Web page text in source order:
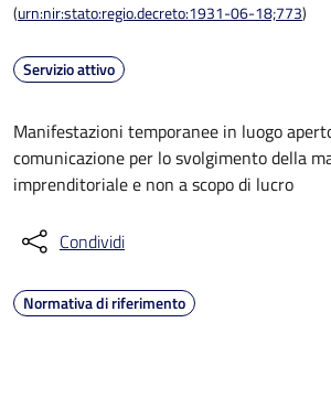
(urn:nir:stato:regio.decreto:1931-06-18;773)
Servizio attivo
Manifestazioni temporanee in luogo
comunicazione per lo svolgimento della
imprenditoriale e non a scopo di lucro
Condividi
Normativa di riferimento